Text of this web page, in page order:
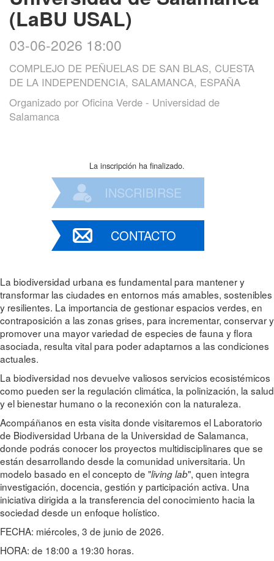
(LaBU USAL)
03-06-2026 18:00
COMPLEJO DE PEÑUELAS DE SAN BLAS, CUESTA
DE LA INDEPENDENCIA, SALAMANCA, ESPAÑA
Organizado por Oficina Verde - Universidad de
Salamanca
La inscripción ha finalizado.
INSCRIBIRSE
CONTACTO
La biodiversidad urbana es fundamental para mantener y
transformar las ciudades en entornos más amables, sostenibles
y resilientes. La importancia de gestionar espacios verdes, en
contraposición a las zonas grises, para incrementar, conservar y
promover una mayor variedad de especies de fauna y flora
asociada, resulta vital para poder adaptarnos a las condiciones
actuales.
La biodiversidad nos devuelve valiosos servicios ecosistémicos
como pueden ser la regulación climática, la polinización, la salud
y el bienestar humano o la reconexión con la naturaleza.
Acompáñanos en esta visita donde visitaremos el Laboratorio
de Biodiversidad Urbana de la Universidad de Salamanca,
donde podrás conocer los proyectos multidisciplinares que se
están desarrollando desde la comunidad universitaria. Un
modelo basado en el concepto de "living lab", quen integra
investigación, docencia, gestión y participación activa. Una
iniciativa dirigida a la transferencia del conocimiento hacia la
sociedad desde un enfoque holístico.
FECHA: miércoles, 3 de junio de 2026.
HORA: de 18:00 a 19:30 horas.